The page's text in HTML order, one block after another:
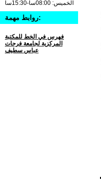
الخميس: 08:00سا-15:30سا
روابط مهمة:
فهرس في الخط للمكتبة
المركزية لجامعة فرحات
عباس سطيف